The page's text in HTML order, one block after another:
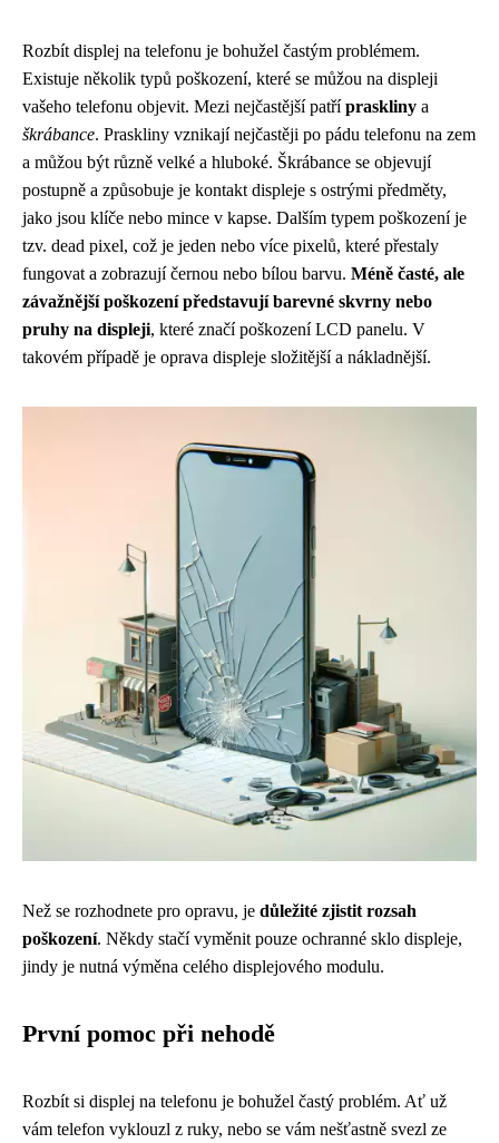
Rozbít displej na telefonu je bohužel častým problémem.
Existuje několik typů poškození, které se můžou na displeji
vašeho telefonu objevit. Mezi nejčastější patřípraskliny a
škrábance. Praskliny vznikají nejčastěji po pádu telefonu na zem
a můžou být různě velké a hluboké. Škrábance se objevují
postupně a způsobuje je kontakt displeje s ostrými předměty,
jako jsou klíče nebo mince v kapse. Dalším typem poškození je
tzv. dead pixel, což je jeden nebo více pixelů, které přestaly
fungovat a zobrazují černou nebo bílou barvu. Méně časté, ale
závažnější poškození představují barevné skvrny nebo
pruhy na displeji, které značí poškození LCD panelu. V
takovém případě je oprava displeje složitější a nákladnější.
Než se rozhodnete pro opravu, je důležité zjistit rozsah
poškození. Někdy stačí vyměnit pouze ochranné sklo displeje,
jindy je nutná výměna celého displejového modulu.
První pomoc při nehodě
Rozbít si displej na telefonu je bohužel častý problém. Ať už
vám telefon vyklouzl z ruky, nebo se vám nešťastně svezl ze